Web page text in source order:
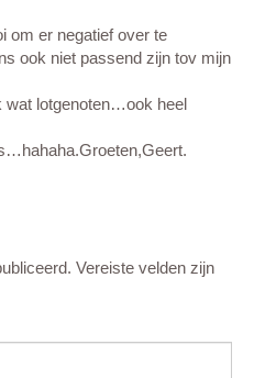
om er negatief over te
ook niet passend zijn tov mijn
wat lotgenoten…ook heel
Vereiste velden zijn